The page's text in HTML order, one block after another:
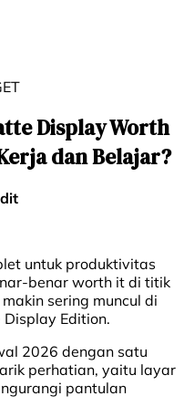
Display Worth
dan Belajar?
untuk produktivitas
benar worth it di titik
sering muncul di
Edition.
2026 dengan satu
perhatian, yaitu layar
pantulan